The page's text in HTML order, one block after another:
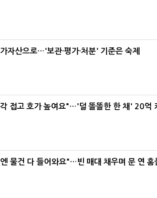
자산으로…'보관·평가·처분' 기준은 숙제
접고 호가 높여요"…'덜 똘똘한 한 채' 20억
물건 다 들어와요"…빈 매대 채우며 문 연 홈